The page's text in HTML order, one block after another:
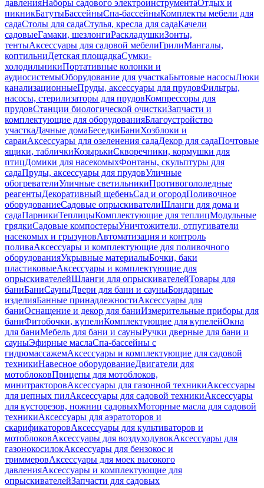
давленияНаборы садового электроинструментаОтдых и
пикникБатутыБассейныСпа-бассейныКомплекты мебели для
садаСтолы для садаСтулья, кресла для садаКачели
садовыеГамаки, шезлонгиРаскладушкиЗонты,
тентыАксессуары для садовой мебелиГрилиМангалы,
коптильниДетская площадкаСумки-
холодильникиПортативные колонки и
аудиосистемыОборудование для участкаБытовые насосыЛюки
канализационныеПруды, аксессуары для прудовФильтры,
насосы, стерилизаторы для прудовКомпрессоры для
прудовСтанции биологической очисткиЗапчасти и
комплектующие для оборудованияБлагоустройство
участкаДачные домаБеседкиБаниХозблоки и
сараиАксессуары для озеленения садаДекор для садаПочтовые
ящики, табличкиКозырькиСкворечники, кормушки для
птицДомики для насекомыхФонтаны, скульптуры для
садаПруды, аксессуары для прудовУличные
обогревателиУличные светильникиПротивогололедные
реагентыДекоративный щебеньСад и огородПоливочное
оборудованиеСадовые опрыскивателиШланги для дома и
садаПарникиТеплицыКомплектующие для теплицМодульные
грядкиСадовые компостерыУничтожители, отпугиватели
насекомых и грызуновАвтоматизация и контроль
поливаАксессуары и комплектующие для поливочного
оборудованияУкрывные материалыБочки, баки
пластиковыеАксессуары и комплектующие для
опрыскивателейШланги для опрыскивателейТовары для
баниБаниСауныДвери для бани и сауныБондарные
изделияБанные принадлежностиАксессуары для
баниОснащение и декор для баниИзмерительные приборы для
баниФитобочки, купелиКомплектующие для купелейОкна
для баниМебель для бани и сауныРучки дверные для бани и
сауныЭфирные маслаСпа-бассейны с
гидромассажемАксессуары и комплектующие для садовой
техникиНавесное оборудованиеДвигатели для
мотоблоковПрицепы для мотоблоков,
минитракторовАксессуары для газонной техникиАксессуары
для цепных пилАксессуары для садовой техникиАксессуары
для кусторезов, ножниц садовыхМоторные масла для садовой
техникиАксессуары для аэратоторов и
скарификаторовАксессуары для культиваторов и
мотоблоковАксессуары для воздуходувокАксессуары для
газонокосилокАксессуары для бензокос и
триммеровАксессуары для моек высокого
давленияАксессуары и комплектующие для
опрыскивателейЗапчасти для садовых